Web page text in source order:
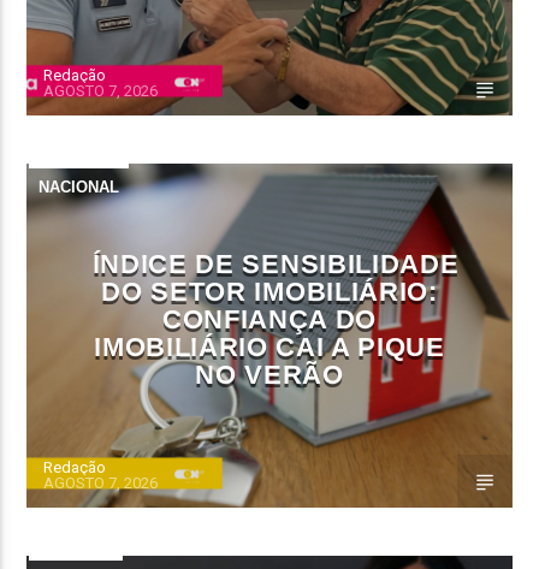
Redação
AGOSTO 7, 2026
NACIONAL
ÍNDICE DE SENSIBILIDADE
DO SETOR IMOBILIÁRIO:
CONFIANÇA DO
IMOBILIÁRIO CAI A PIQUE
NO VERÃO
Redação
AGOSTO 7, 2026